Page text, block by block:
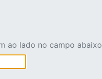
ao lado no campo abaixo